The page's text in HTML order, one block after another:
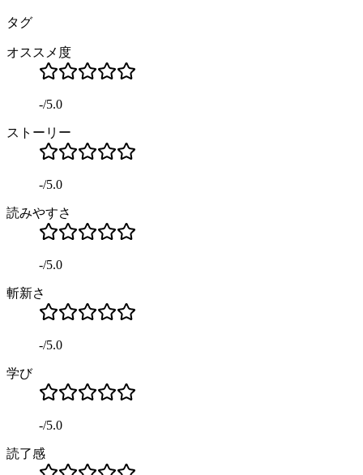
タグ
オススメ度
-/5.0
ストーリー
-/5.0
読みやすさ
-/5.0
斬新さ
-/5.0
学び
-/5.0
読了感